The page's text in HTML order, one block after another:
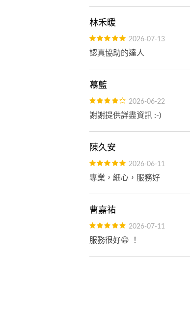
林禾暖
2026-07-13
認真協助的達人
慕藍
2026-06-22
謝謝提供詳盡資訊 :-)
陳久安
2026-06-11
專業，細心，服務好
曹嘉祐
2026-07-11
服務很好😀 ！